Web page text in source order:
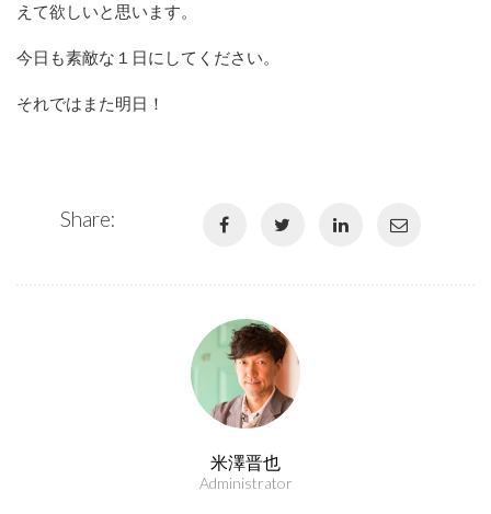
えて欲しいと思います。
今日も素敵な１日にしてください。
それではまた明日！
Share:
米澤晋也
Administrator